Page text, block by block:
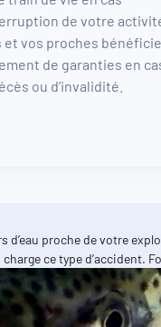
de votre
et vos proches
de garanties en
ou d’invalidité.
d’eau proche de votre
ce type d’accident.